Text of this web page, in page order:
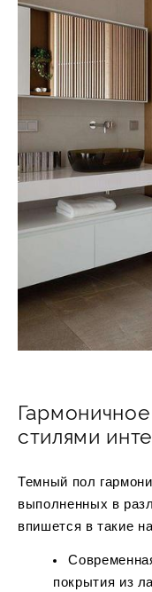
стилями
Темный пол
выполненных в
впишется в такие
покрытия из